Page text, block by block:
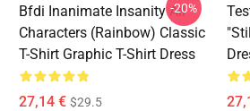
Bfdi Inanimate Insanity All
Characters (Rainbow) Classic
T-Shirt Graphic T-Shirt Dress
27,14 € $29.5
-20%